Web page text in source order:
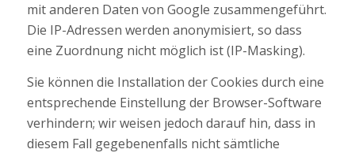
mit anderen Daten von Google zusammengeführt.
Die IP-Adressen werden anonymisiert, so dass
eine Zuordnung nicht möglich ist (IP-Masking).
Sie können die Installation der Cookies durch eine
entsprechende Einstellung der Browser-Software
verhindern; wir weisen jedoch darauf hin, dass in
diesem Fall gegebenenfalls nicht sämtliche